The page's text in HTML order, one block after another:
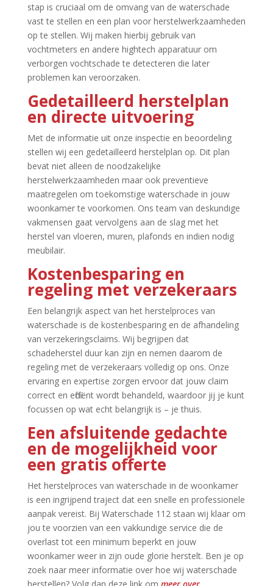
stap is cruciaal om de omvang van de waterschade
vast te stellen en een plan voor herstelwerkzaamheden
op te stellen.​ Wij maken hierbij gebruik van
vochtmeters en andere hightech apparatuur om
verborgen vochtschade te detecteren die later
problemen kan veroorzaken.​
Gedetailleerd herstelplan
en directe uitvoering
Met de informatie uit onze inspectie en beoordeling
stellen wij een gedetailleerd herstelplan op.​ Dit plan
bevat niet alleen de noodzakelijke
herstelwerkzaamheden maar ook preventieve
maatregelen om toekomstige waterschade in jouw
woonkamer te voorkomen.​ Ons team van deskundige
vakmensen gaat vervolgens aan de slag met het
herstel van vloeren, muren, plafonds en indien nodig
meubilair.​
Kostenbesparing en
regeling met verzekeraars
Een belangrijk aspect van het herstelproces van
waterschade is de kostenbesparing en de afhandeling
van verzekeringsclaims.​ Wij begrijpen dat
schadeherstel duur kan zijn en nemen daarom de
regeling met de verzekeraars volledig op ons.​ Onze
ervaring en expertise zorgen ervoor dat jouw claim
correct en efficiënt wordt behandeld, waardoor jij je kunt
focussen op wat echt belangrijk is – je thuis.​
Een afsluitende gedachte
en de mogelijkheid voor
een gratis offerte
Het herstelproces van waterschade in de woonkamer
is een ingrijpend traject dat een snelle en professionele
aanpak vereist.​ Bij Waterschade 112 staan wij klaar om
jou te voorzien van een vakkundige service die de
overlast tot een minimum beperkt en jouw
woonkamer weer in zijn oude glorie herstelt.​ Ben je op
zoek naar meer informatie over hoe wij waterschade